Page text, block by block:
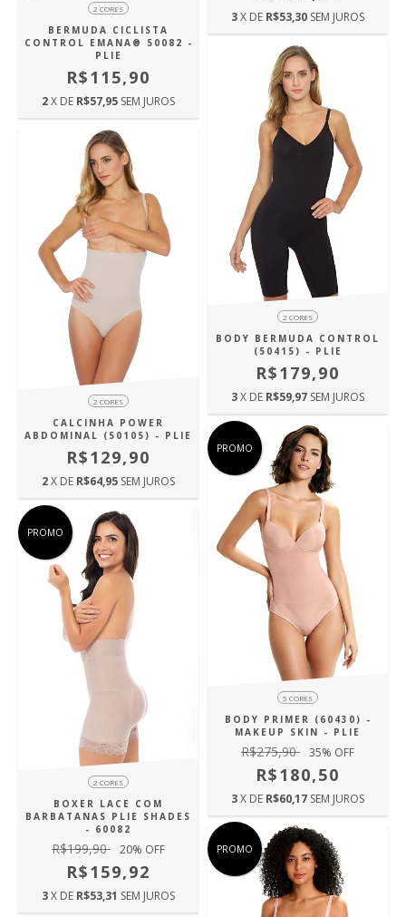
2 CORES
BERMUDA CICLISTA
CONTROL EMANA® 50082 -
PLIE
R$115,90
2X DE R$57,95 SEM JUROS
3X DE R$53,30 SEM JUROS
2 CORES
CALCINHA POWER
ABDOMINAL (50105) - PLIE
R$129,90
2X DE R$64,95 SEM JUROS
2 CORES
BODY BERMUDA CONTROL
(50415) - PLIE
R$179,90
3X DE R$59,97 SEM JUROS
PROMO
2 CORES
BOXER LACE COM
BARBATANAS PLIE SHADES
- 60082
R$199,90 20% OFF
R$159,92
3X DE R$53,31 SEM JUROS
PROMO
5 CORES
BODY PRIMER (60430) -
MAKEUP SKIN - PLIE
R$275,90 35% OFF
R$180,50
3X DE R$60,17 SEM JUROS
PROMO